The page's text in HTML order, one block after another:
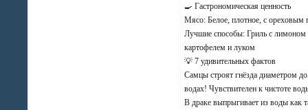
🍳 Гастрономическая ценность
Мясо: Белое, плотное, с ореховым
Лучшие способы: Гриль с
картофелем и луком
💡 7 удивительных фактов
Самцы строят гнёзда диаметром
водах! Чувствителен к чистоте
В драке выпрыгивает из воды как